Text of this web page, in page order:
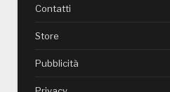
Contatti
Store
Pubblicità